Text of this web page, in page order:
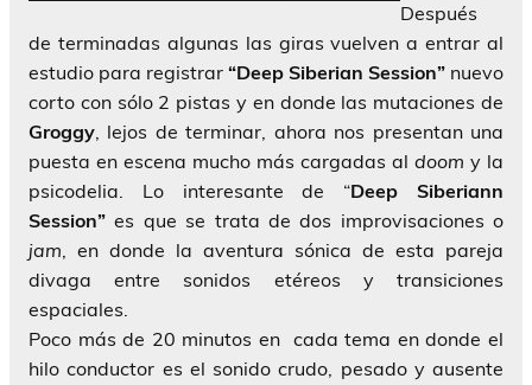
Después
de terminadas algunas las giras vuelven a entrar al
estudio para registrar “Deep Siberian Session” nuevo
corto con sólo 2 pistas y en donde las mutaciones de
Groggy, lejos de terminar, ahora nos presentan una
puesta en escena mucho más cargadas al doom y la
psicodelia. Lo interesante de “Deep Siberiann
Session” es que se trata de dos improvisaciones o
jam, en donde la aventura sónica de esta pareja
divaga entre sonidos etéreos y transiciones
espaciales.
Poco más de 20 minutos en cada tema en donde el
hilo conductor es el sonido crudo, pesado y ausente